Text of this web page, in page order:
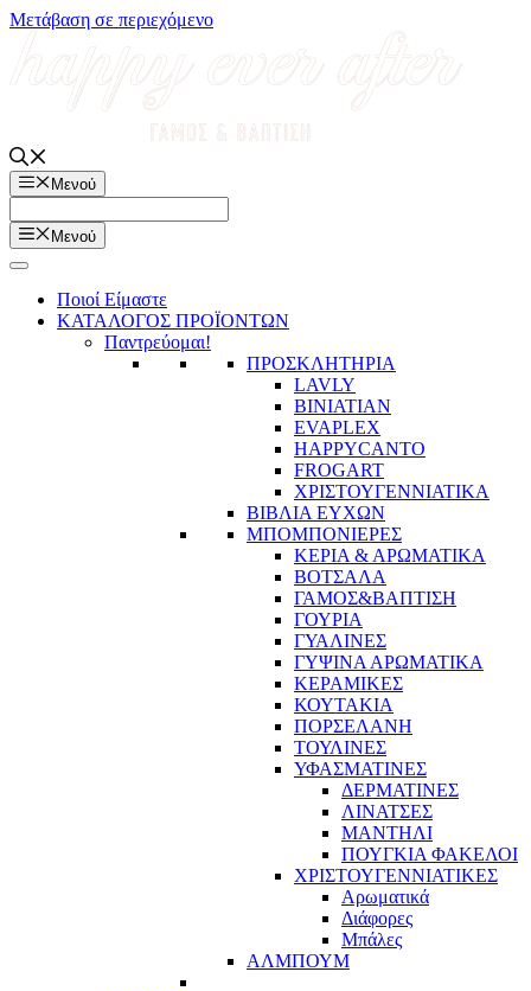
Μετάβαση σε περιεχόμενο
Μενού
Μενού
Ποιοί Είμαστε
ΚΑΤΑΛΟΓΟΣ ΠΡΟΪΟΝΤΩΝ
Παντρεύομαι!
ΠΡΟΣΚΛΗΤΗΡΙΑ
LAVLY
BINIATIAN
EVAPLEX
HAPPYCANTO
FROGART
ΧΡΙΣΤΟΥΓΕΝΝΙΑΤΙΚΑ
ΒΙΒΛΙΑ ΕΥΧΩΝ
ΜΠΟΜΠΟΝΙΕΡΕΣ
ΚΕΡΙΑ & ΑΡΩΜΑΤΙΚΑ
ΒΟΤΣΑΛΑ
ΓΑΜΟΣ&ΒΑΠΤΙΣΗ
ΓΟΥΡΙΑ
ΓΥΑΛΙΝΕΣ
ΓΥΨΙΝΑ ΑΡΩΜΑΤΙΚΑ
ΚΕΡΑΜΙΚΕΣ
ΚΟΥΤΑΚΙΑ
ΠΟΡΣΕΛΑΝΗ
ΤΟΥΛΙΝΕΣ
ΥΦΑΣΜΑΤΙΝΕΣ
ΔΕΡΜΑΤΙΝΕΣ
ΛΙΝΑΤΣΕΣ
ΜΑΝΤΗΛΙ
ΠΟΥΓΚΙΑ ΦΑΚΕΛΟΙ
ΧΡΙΣΤΟΥΓΕΝΝΙΑΤΙΚΕΣ
Αρωματικά
Διάφορες
Μπάλες
ΑΛΜΠΟΥΜ